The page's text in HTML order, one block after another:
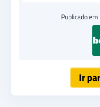
Publicado
Ir